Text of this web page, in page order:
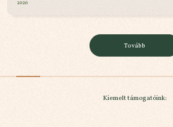
2026
Tovább
Kiemelt támogatóink: